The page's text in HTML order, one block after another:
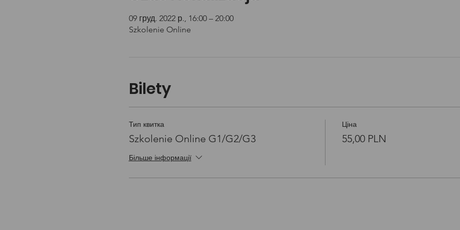
09 груд. 2022 р., 16:00 – 20:00
Szkolenie Online
Bilety
Тип квитка
Szkolenie Online G1/G2/G3
Більше інформації
Ціна
55,00 PLN